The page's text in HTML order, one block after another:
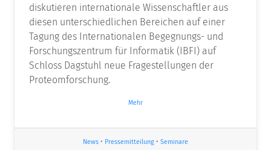
diskutieren internationale Wissenschaftler aus
diesen unterschiedlichen Bereichen auf einer
Tagung des Internationalen Begegnungs- und
Forschungszentrum für Informatik (IBFI) auf
Schloss Dagstuhl neue Fragestellungen der
Proteomforschung.
Mehr
News • Pressemitteilung • Seminare